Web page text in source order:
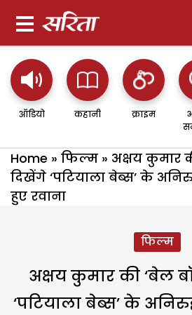
ऑडियो कहानी क्राइम
Home » फिल्म » अक्षय कुमार
दिखेंगे ‘पटियाला बेब्स’ के
हुए रवाना
फिल्म
अक्षय कुमार की ‘बेल
‘पटियाला बेब्स’ के